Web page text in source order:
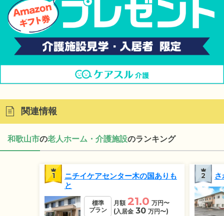
関連情報
和歌山市の老人ホーム・介護施設のランキング
1
ニチイケアセンター木の国ありも
と
標準
プラン
月額 21.0 万円〜
(入居金 30 万円〜)
2